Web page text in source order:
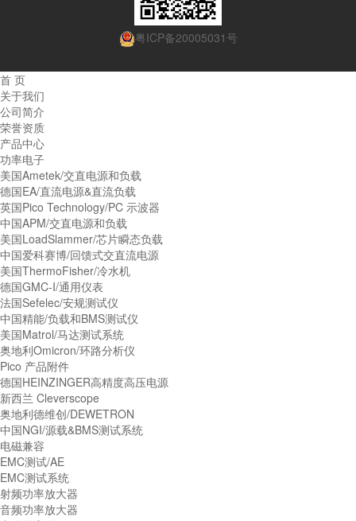
粤ICP备20005031号
首 页
关于我们
公司简介
荣誉资质
产品中心
功率电子
美国Ametek/交直电源和负载
德国EA/直流电源&直流负载
英国Pico Technology/PC 示波器
中国APM/交直电源和负载
美国LoadSlammer/芯片瞬态负载
中国爱科赛博/回馈式交直流电源
美国ThermoFisher/冷水机
德国GMC-I/通用仪表
法国Sefelec/安规测试仪
中国精能/负载和BMS测试仪
美国Matrol/马达测试系统
奥地利Omicron/环路分析仪
Pico 产品附件
德国HEINZINGER高精度高压电源
新西兰 Cleverscope
奥地利德维创/DEWETRON
中国NGI/源载&BMS测试系统
电磁兼容
EMC测试/AE
EMC测试系统
射频功率放大器
音频功率放大器